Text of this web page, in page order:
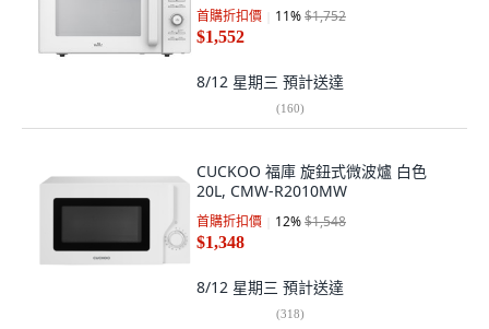
首購折扣價 11%$1,752
$1,552
8/12 星期三 預計送達
(160)
CUCKOO 福庫 旋鈕式微波爐 白色
20L, CMW-R2010MW
首購折扣價 12%$1,548
$1,348
8/12 星期三 預計送達
(318)